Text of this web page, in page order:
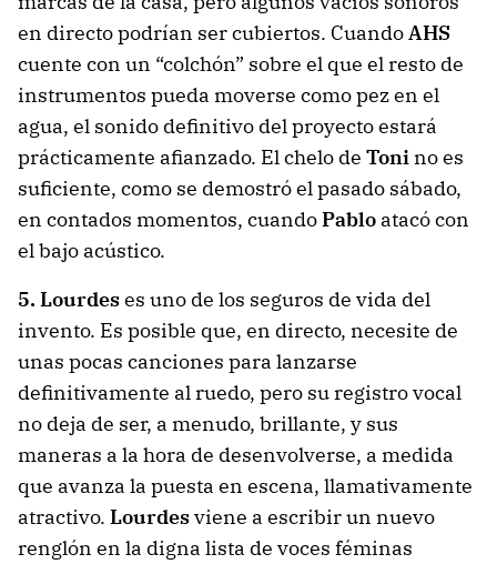
en directo podrían ser cubiertos. Cuando AHS
cuente con un “colchón” sobre el que el resto de
instrumentos pueda moverse como pez en el
agua, el sonido definitivo del proyecto estará
prácticamente afianzado. El chelo de Toni no es
suficiente, como se demostró el pasado sábado,
en contados momentos, cuandoPablo atacó con
el bajo acústico.
5. Lourdeses uno de los seguros de vida del
invento. Es posible que, en directo, necesite de
unas pocas canciones para lanzarse
definitivamente al ruedo, pero su registro vocal
no deja de ser, a menudo, brillante, y sus
maneras a la hora de desenvolverse, a medida
que avanza la puesta en escena, llamativamente
atractivo. Lourdesviene a escribir un nuevo
renglón en la digna lista de voces féminas